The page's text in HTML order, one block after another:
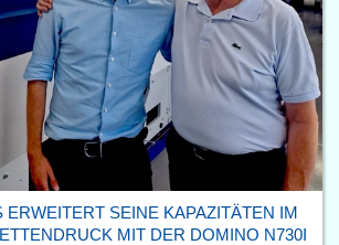
ERWEITERT SEINE KAPAZITÄTEN IM
MIT DER DOMINO N730I